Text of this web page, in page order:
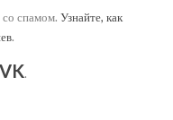
спамом. Узнайте, как
.
VK.